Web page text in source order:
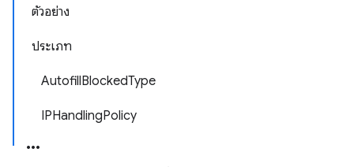
ตัวอย่าง
ประเภท
AutofillBlockedType
IPHandlingPolicy